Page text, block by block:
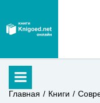
Главная Книги